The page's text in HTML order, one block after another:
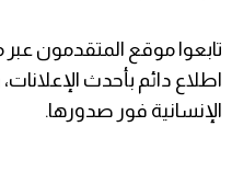
​تابعوا موقع المتقدمون عبر
اطلاع دائم بأحدث
الإنسانية فور صدورها.